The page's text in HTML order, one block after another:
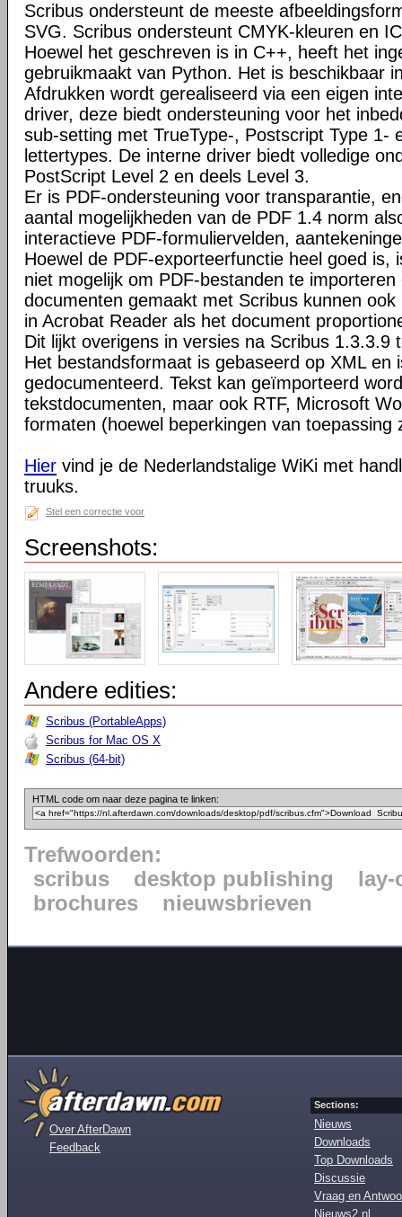
Scribus ondersteunt de meeste
SVG. Scribus ondersteunt CMYK-kleuren en
Hoewel het geschreven is in C++, heeft het
gebruikmaakt van Python. Het is beschikbaar
Afdrukken wordt gerealiseerd via een eigen
driver, deze biedt ondersteuning voor het
sub-setting met TrueType-, Postscript Type 1-
lettertypes. De interne driver biedt volledige
PostScript Level 2 en deels Level 3.
Er is PDF-ondersteuning voor transparantie,
aantal mogelijkheden van de PDF 1.4 norm
interactieve PDF-formuliervelden,
Hoewel de PDF-exporteerfunctie heel goed is,
niet mogelijk om PDF-bestanden te
documenten gemaakt met Scribus kunnen
in Acrobat Reader als het document
Dit lijkt overigens in versies na Scribus 1.3.3.9
Het bestandsformaat is gebaseerd op XML en
gedocumenteerd. Tekst kan geïmporteerd
tekstdocumenten, maar ook RTF, Microsoft
formaten (hoewel beperkingen van toepassing
Hier vind je de Nederlandstalige WiKi met
truuks.
Stel een correctie voor
Screenshots:
Andere edities:
Scribus (PortableApps)
Scribus for Mac OS X
Scribus (64-bit)
HTML code om naar deze pagina te linken:
Trefwoorden:
scribus
desktop publishing
lay-
brochures
nieuwsbrieven
Over AfterDawn
Feedback
Sections:
Nieuws
Downloads
Top Downloads
Discussie
Vraag en
Nieuws2.nl